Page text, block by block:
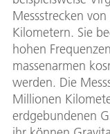
Messstrecken
Kilometern. Sie
hohen
massenarmen
werden. Die
Millionen
erdgebundenen